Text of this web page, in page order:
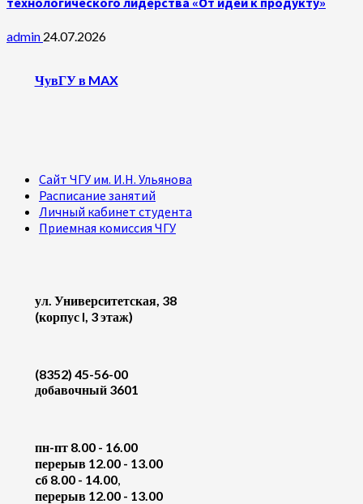
admin 24.07.2026
ЧувГУ в MAX
Сайт ЧГУ им. И.Н. Ульянова
Расписание занятий
Личный кабинет студента
Приемная комиссия ЧГУ
ул. Университетская, 38
(корпус I, 3 этаж)
(8352) 45-56-00
добавочный 3601
пн-пт 8.00 - 16.00
перерыв 12.00 - 13.00
cб 8.00 - 14.00,
перерыв 12.00 - 13.00